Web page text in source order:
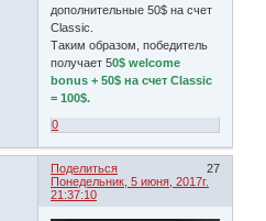
дополнительные 50$ на счет
Classic.
Таким образом, победитель
получает 50$ welcome
bonus + 50$ на счет Classic
= 100$.
0
Поделиться
27
Понедельник, 5 июня, 2017г.
21:37:10